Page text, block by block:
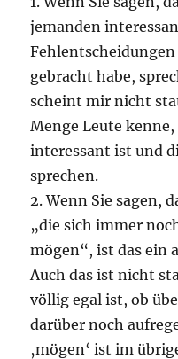
jemanden
gebracht habe,
scheint mir nicht
Menge Leute
interessant ist und
sprechen.
2. Wenn Sie sagen,
„die sich immer
mögen“, ist das ein
Auch das ist nicht
völlig egal ist, ob
darüber noch
‚mögen‘ ist im